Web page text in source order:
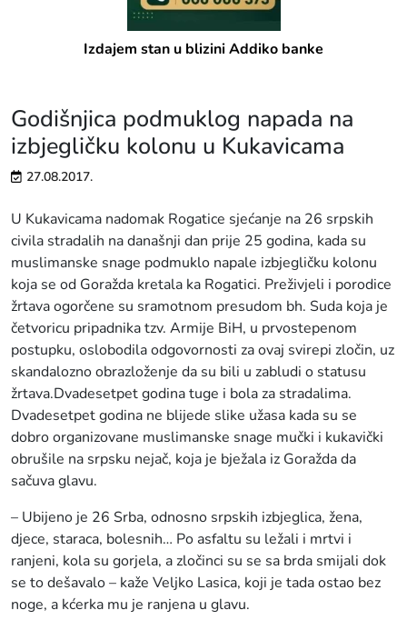
Izdajem stan u blizini Addiko banke
Godišnjica podmuklog napada na
izbjegličku kolonu u Kukavicama
27.08.2017.
U Kukavicama nadomak Rogatice sjećanje na 26 srpskih
civila stradalih na današnji dan prije 25 godina, kada su
muslimanske snage podmuklo napale izbjegličku kolonu
koja se od Goražda kretala ka Rogatici. Preživjeli i porodice
žrtava ogorčene su sramotnom presudom bh. Suda koja je
četvoricu pripadnika tzv. Armije BiH, u prvostepenom
postupku, oslobodila odgovornosti za ovaj svirepi zločin, uz
skandalozno obrazloženje da su bili u zabludi o statusu
žrtava.Dvadesetpet godina tuge i bola za stradalima.
Dvadesetpet godina ne blijede slike užasa kada su se
dobro organizovane muslimanske snage mučki i kukavički
obrušile na srpsku nejač, koja je bježala iz Goražda da
sačuva glavu.
– Ubijeno je 26 Srba, odnosno srpskih izbjeglica, žena,
djece, staraca, bolesnih… Po asfaltu su ležali i mrtvi i
ranjeni, kola su gorjela, a zločinci su se sa brda smijali dok
se to dešavalo – kaže Veljko Lasica, koji je tada ostao bez
noge, a kćerka mu je ranjena u glavu.